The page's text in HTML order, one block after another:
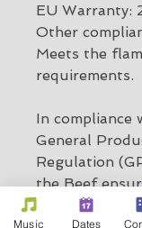
EU Warranty:
Other
Meets the
requirements.
In compliance
General
Regulation
the Beef
consumer
Music Dates